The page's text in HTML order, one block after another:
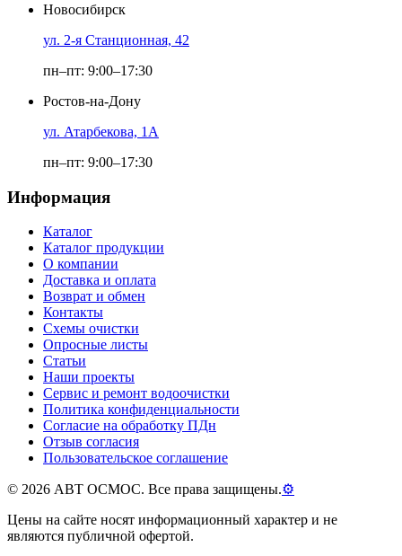
Новосибирск
ул. 2-я Станционная, 42
пн–пт: 9:00–17:30
Ростов-на-Дону
ул. Атарбекова, 1А
пн–пт: 9:00–17:30
Информация
Каталог
Каталог продукции
О компании
Доставка и оплата
Возврат и обмен
Контакты
Схемы очистки
Опросные листы
Статьи
Наши проекты
Сервис и ремонт водоочистки
Политика конфиденциальности
Согласие на обработку ПДн
Отзыв согласия
Пользовательское соглашение
© 2026 АВТ ОСМОС. Все права защищены.⚙
Цены на сайте носят информационный характер и не
являются публичной офертой.